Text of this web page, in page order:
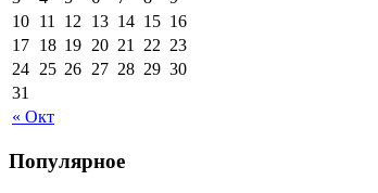
« Окт
10 11 12 13 14 15 16
17 18 19 20 21 22 23
24 25 26 27 28 29 30
31
Популярное